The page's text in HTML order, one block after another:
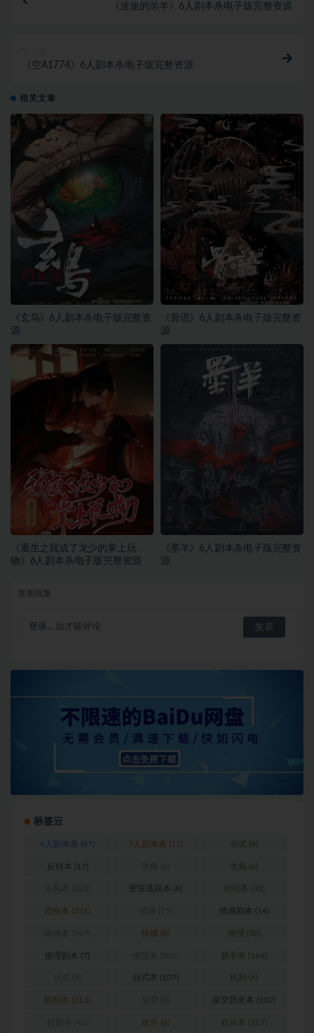
《迷途的羔羊》6人剧本杀电子版完整资源
《空A1774》6人剧本杀电子版完整资源
相关文章
《玄鸟》6人剧本杀电子版完整资
源
《骨语》6人剧本杀电子版完整资
源
《重生之我成了龙少的掌上玩
物》6人剧本杀电子版完整资源
《墨羊》6人剧本杀电子版完整资
源
登录... 后才能评论
标签云
6人剧本杀 (67) 7人剧本杀 (17) 中式 (6)
反转本 (17) 古风 (6)
密室逃脱本 (6) 对抗本 (33)
恐怖本 (221) 情感剧本 (14)
惊悚 (8) 推理 (30)
推理剧本 (7) 新手本 (164)
日式本 (107) 机制 (6)
机制本 (313) 架空历史本 (102)
欢乐 (8) 欢乐本 (317)